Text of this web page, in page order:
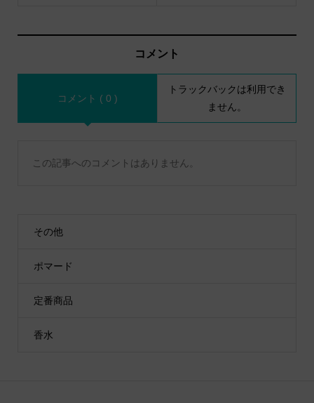
コメント
コメント ( 0 )
トラックバックは利用でき
ません。
この記事へのコメントはありません。
その他
ポマード
定番商品
香水